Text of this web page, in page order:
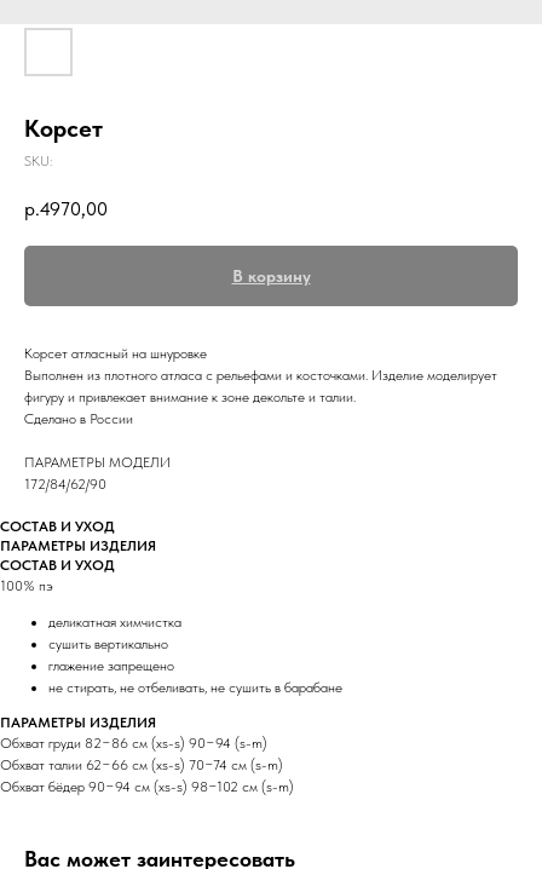
Корсет
SKU:
р.4970,00
В корзину
Корсет атласный на шнуровке
Выполнен из плотного атласа с рельефами и косточками. Изделие моделирует
фигуру и привлекает внимание к зоне декольте и талии.
Сделано в России
ПАРАМЕТРЫ МОДЕЛИ
172/84/62/90
СОСТАВ И УХОД
ПАРАМЕТРЫ ИЗДЕЛИЯ
СОСТАВ И УХОД
100% пэ
деликатная химчистка
сушить вертикально
глажение запрещено
не стирать, не отбеливать, не сушить в барабане
ПАРАМЕТРЫ ИЗДЕЛИЯ
Обхват груди 82−86 см (xs-s) 90−94 (s-m)
Обхват талии 62−66 см (xs-s) 70−74 см (s-m)
Обхват бёдер 90−94 см (xs-s) 98−102 см (s-m)
Вас может заинтересовать